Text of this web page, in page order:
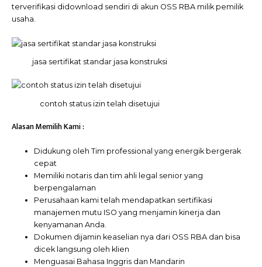
terverifikasi didownload sendiri di akun OSS RBA milik pemilik
usaha.
jasa sertifikat standar jasa konstruksi
contoh status izin telah disetujui
Alasan Memilih Kami :
Didukung oleh Tim professional yang energik bergerak
cepat
Memiliki notaris dan tim ahli legal senior yang
berpengalaman
Perusahaan kami telah mendapatkan sertifikasi
manajemen mutu ISO yang menjamin kinerja dan
kenyamanan Anda.
Dokumen dijamin keaselian nya dari OSS RBA dan bisa
dicek langsung oleh klien
Menguasai Bahasa Inggris dan Mandarin